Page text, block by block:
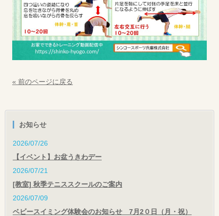
« 前のページに戻る
お知らせ
2026/07/26
【イベント】お盆うきわデー
2026/07/21
[教室] 秋季テニススクールのご案内
2026/07/09
ベビースイミング体験会のお知らせ 7月2０日（月・祝）